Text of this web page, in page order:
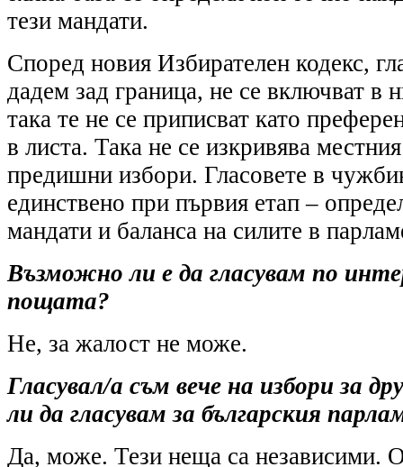
тези мандати.
Според новия Избирателен кодекс,
дадем зад граница, не се включват в
така те не се приписват като
в листа. Така не се изкривява
предишни избори. Гласовете в
единствено при първия етап –
мандати и баланса на силите в
Възможно ли е да гласувам по
пощата?
Не, за жалост не може.
Гласувал/а съм вече на избори за
ли да гласувам за българския
Да, може. Тези неща са независими.